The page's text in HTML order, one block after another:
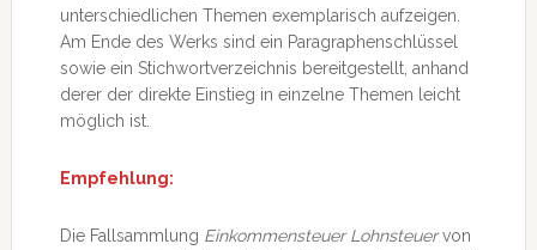
unterschiedlichen Themen exemplarisch aufzeigen.
Am Ende des Werks sind ein Paragraphenschlüssel
sowie ein Stichwortverzeichnis bereitgestellt, anhand
derer der direkte Einstieg in einzelne Themen leicht
möglich ist.
Empfehlung:
Die Fallsammlung Einkommensteuer Lohnsteuervon